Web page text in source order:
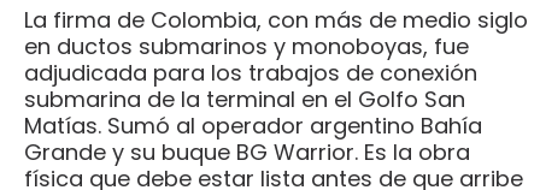
La firma de Colombia, con más de medio siglo
en ductos submarinos y monoboyas, fue
adjudicada para los trabajos de conexión
submarina de la terminal en el Golfo San
Matías. Sumó al operador argentino Bahía
Grande y su buque BG Warrior. Es la obra
física que debe estar lista antes de que arribe